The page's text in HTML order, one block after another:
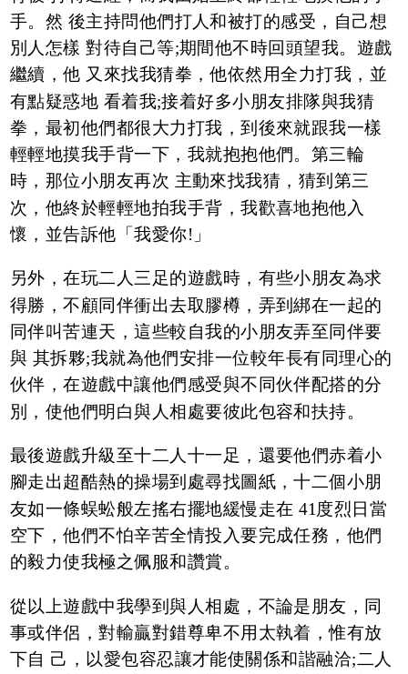
手。然 後主持問他們打人和被打的感受，自己想
別人怎樣 對待自己等;期間他不時回頭望我。遊戲
繼續，他 又來找我猜拳，他依然用全力打我，並
有點疑惑地 看着我;接着好多小朋友排隊與我猜
拳，最初他們都很大力打我，到後來就跟我一樣
輕輕地摸我手背一下，我就抱抱他們。第三輪
時，那位小朋友再次 主動來找我猜，猜到第三
次，他終於輕輕地拍我手背，我歡喜地抱他入
懷，並告訴他「我愛你!」
另外，在玩二人三足的遊戲時，有些小朋友為求
得勝，不顧同伴衝出去取膠樽，弄到綁在一起的
同伴叫苦連天，這些較自我的小朋友弄至同伴要
與 其拆夥;我就為他們安排一位較年長有同理心的
伙伴，在遊戲中讓他們感受與不同伙伴配搭的分
別，使他們明白與人相處要彼此包容和扶持。
最後遊戲升級至十二人十一足，還要他們赤着小
腳走出超酷熱的操場到處尋找圖紙，十二個小朋
友如一條蜈蚣般左搖右擺地緩慢走在 41度烈日當
空下，他們不怕辛苦全情投入要完成任務，他們
的毅力使我極之佩服和讚賞。
從以上遊戲中我學到與人相處，不論是朋友，同
事或伴侶，對輸贏對錯尊卑不用太執着，惟有放
下自 己，以愛包容忍讓才能使關係和諧融洽;二人